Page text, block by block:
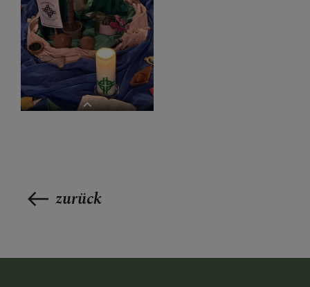
ARCHIV
PRESSE
zurück